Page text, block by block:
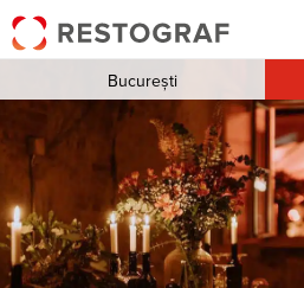
București